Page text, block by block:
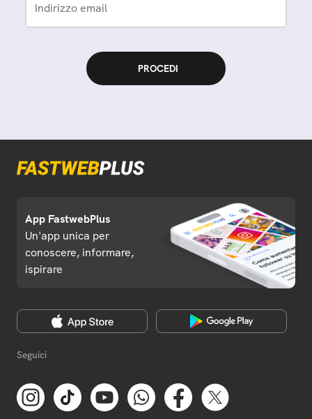
Indirizzo email
App FastwebPlus
Un'app unica per
conoscere, informare,
ispirare
Seguici